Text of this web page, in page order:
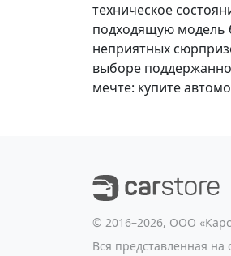
техническое
подходящую модель
неприятных
выборе
мечте: купите
©️ 2016–2026, ООО
Вся представленная